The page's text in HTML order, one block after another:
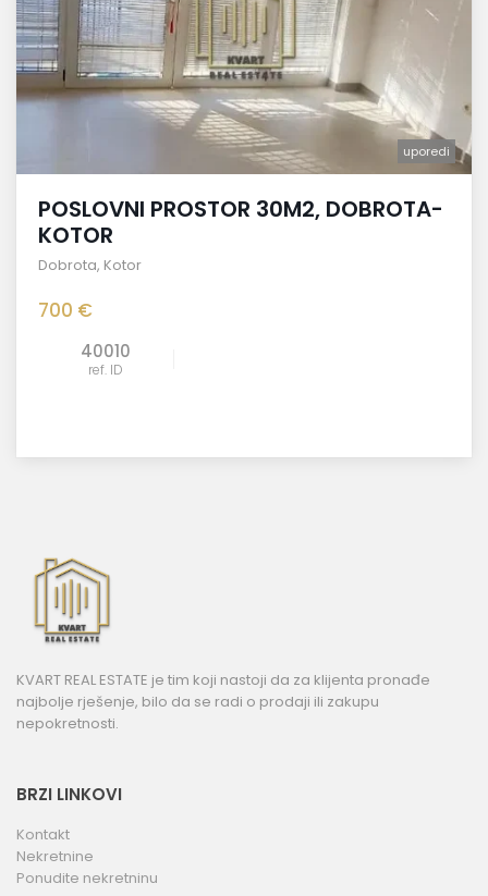
uporedi
POSLOVNI PROSTOR 30M2, DOBROTA-
KOTOR
Dobrota, Kotor
700 €
40010
ref. ID
KVART REAL ESTATE je tim koji nastoji da za klijenta pronađe
najbolje rješenje, bilo da se radi o prodaji ili zakupu
nepokretnosti.
BRZI LINKOVI
Kontakt
Nekretnine
Ponudite nekretninu